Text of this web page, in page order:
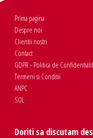
Prima pagina
Despre noi
Clientii nostri
Contact
GDPR - Politica de
Termeni si Conditii
ANPC
SOL
Doriti sa discutam